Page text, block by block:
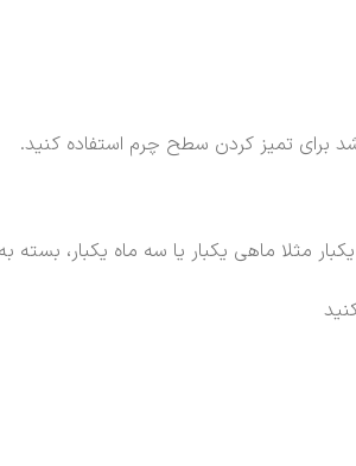
برای تمیز کردن سطح چرم استفاده کنید.
مثلا ماهی یکبار یا سه ماه یکبار،